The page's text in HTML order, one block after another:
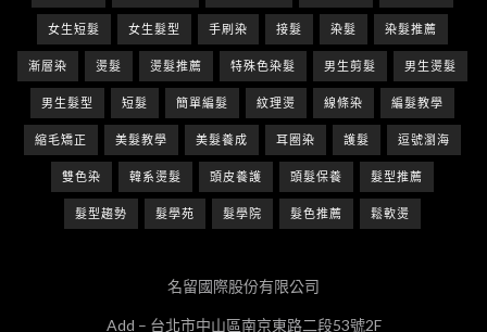
女生短髮 女生髮型 手刷染 接髮 染髮 染髮推薦
漸層染 燙髮 燙髮推薦 特殊色染髮 男生剪髮 男生燙髮
男生髮型 短髮 簡單編髮 紋理燙 線條染 編髮教學
縮毛矯正 美髮教學 美髮養成 耳圈染 護髮 逗號瀏海
雙色染 韓系燙髮 頭皮養護 頭髮保養 髮型推薦
髮型趨勢 髮學苑 髮學院 髮色推薦 鬆軟燙
名留國際股份有限公司
Add – 台北市中山區南京東路二段53號2F